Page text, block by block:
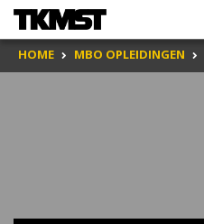
HOME MBO OPLEIDINGEN